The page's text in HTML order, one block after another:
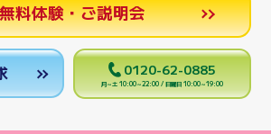
無料体験・ご説明会
0120-62-0885
月～土 10:00～22:00 / 日曜日 10:00～19:00